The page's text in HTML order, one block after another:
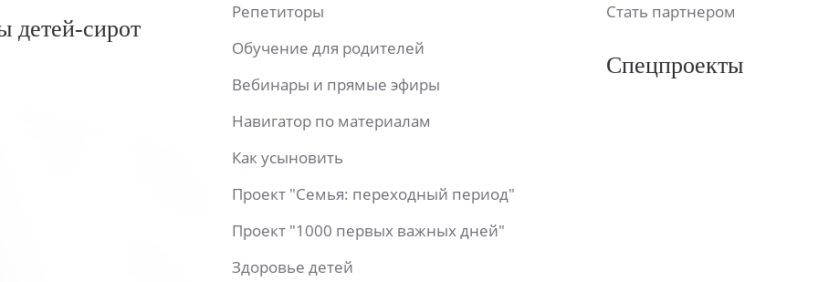
детей-сирот
Репетиторы
Обучение для родителей
Вебинары и прямые эфиры
Навигатор по материалам
Как усыновить
Проект "Семья: переходный период"
Проект "1000 первых важных дней"
Здоровье детей
Стать партнером
Спецпроекты